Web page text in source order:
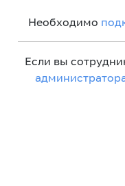
Необходимо
Если вы